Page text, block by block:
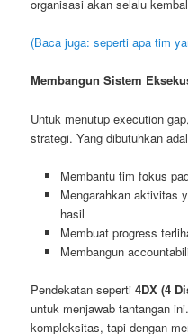
organisasi akan selalu
(Baca juga: seperti apa tim
Membangun Sistem
Untuk menutup execution
strategi. Yang dibutuhkan
Membantu tim fokus
Mengarahkan aktivitas
hasil
Membuat progress
Membangun
Pendekatan seperti4DX (4
untuk menjawab tantangan
kompleksitas, tapi dengan